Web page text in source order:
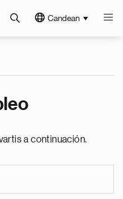
Candean
a continuación.